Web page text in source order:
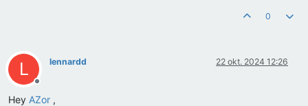
0
L
Offline
lennardd 22 okt. 2024 12:26
Hey AZor ,